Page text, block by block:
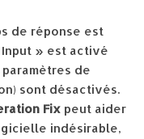
de réponse est
» est activé
de
sont désactivés.
Fix peut aider
indésirable,